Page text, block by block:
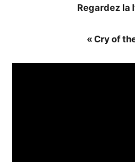
Regardez la
« Cry of